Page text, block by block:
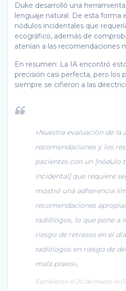
Duke desarrolló una
lenguaje natural. De esta forma
nódulos incidentales que
ecográfico, además de
atenían a las recomendaciones
En resumen: La IA encontró
precisión casi perfecta, pero los
siempre se ciñeron a las
«Nuestra evaluación de la
recomendaciones y los
pacientes con un [nódulo
incidental] que requiere
mostró una adherencia
recomendaciones
radiólogos, lo que pone a
riesgo de retrasos en el
radiólogos en riesgo de
mala praxis»,
Escribieron el 20 de marzo el